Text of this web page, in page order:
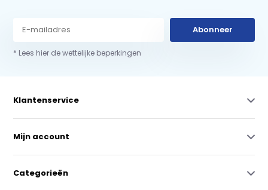
Abonneer
* Lees hier de wettelijke beperkingen
Klantenservice
Mijn account
Categorieën